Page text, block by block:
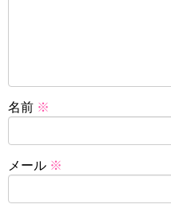
名前 ※
メール ※